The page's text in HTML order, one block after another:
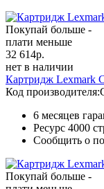
Покупай больше -
плати меньше
32 614р.
нет в наличии
Картридж Lexmark
Код производителя:
6 месяцев
Ресурс 4000
Сообщить о
Покупай больше -